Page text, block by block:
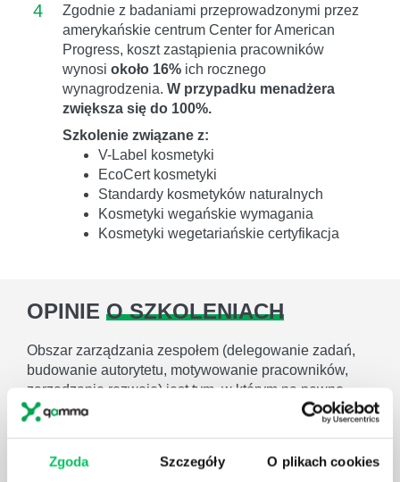
Zgoda Szczegóły O plikach cookies
4
Zgodnie z badaniami przeprowadzonymi przez
amerykańskie centrum Center for American
Progress, koszt zastąpienia pracowników
wynosi około 16% ich rocznego
wynagrodzenia. W przypadku menadżera
zwiększa się do 100%.
Szkolenie związane z:
V-Label kosmetyki
EcoCert kosmetyki
Standardy kosmetyków naturalnych
Kosmetyki wegańskie wymagania
Kosmetyki wegetariańskie certyfikacja
OPINIE O SZKOLENIACH
Obszar zarządzania zespołem (delegowanie zadań,
budowanie autorytetu, motywowanie pracowników,
zarządzanie rozwoje) jest tym, w którym na pewno
Gamma się specjalizuje.
Atlas